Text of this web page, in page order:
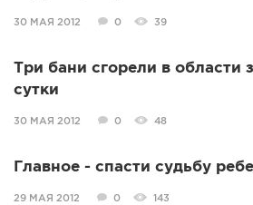
30 МАЯ 2012 0 39
Три бани сгорели в области
сутки
30 МАЯ 2012 0 48
Главное - спасти судьбу
29 МАЯ 2012 0 143